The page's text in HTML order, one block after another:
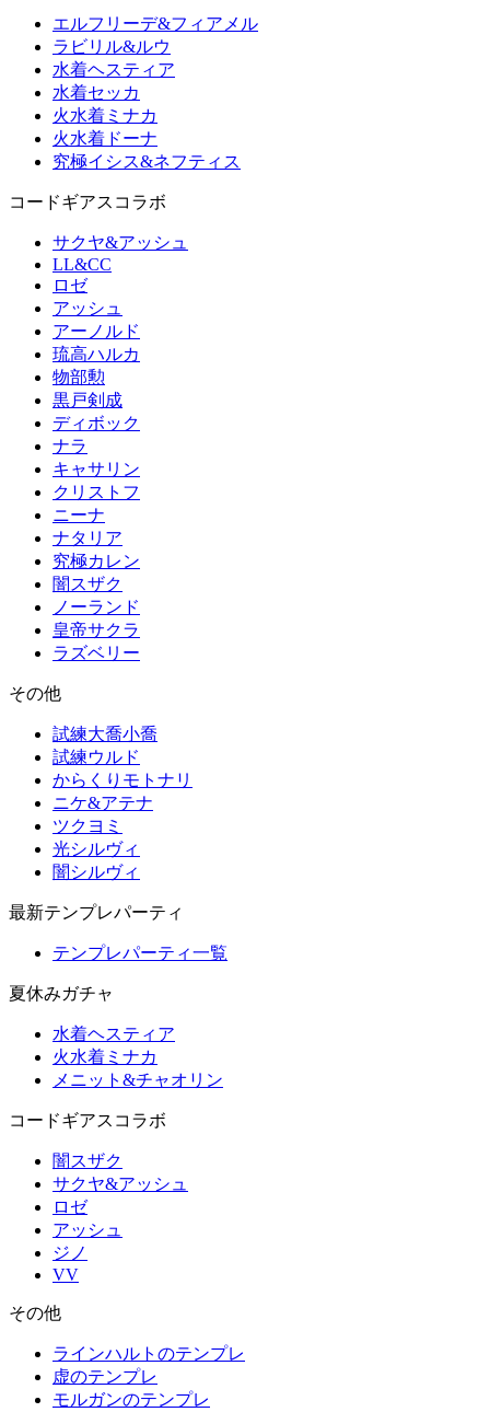
エルフリーデ&フィアメル
ラビリル&ルウ
水着ヘスティア
水着セッカ
火水着ミナカ
火水着ドーナ
究極イシス&ネフティス
コードギアスコラボ
サクヤ&アッシュ
LL&CC
ロゼ
アッシュ
アーノルド
琉高ハルカ
物部勲
黒戸剣成
ディボック
ナラ
キャサリン
クリストフ
ニーナ
ナタリア
究極カレン
闇スザク
ノーランド
皇帝サクラ
ラズベリー
その他
試練大喬小喬
試練ウルド
からくりモトナリ
ニケ&アテナ
ツクヨミ
光シルヴィ
闇シルヴィ
最新テンプレパーティ
テンプレパーティ一覧
夏休みガチャ
水着ヘスティア
火水着ミナカ
メニット&チャオリン
コードギアスコラボ
闇スザク
サクヤ&アッシュ
ロゼ
アッシュ
ジノ
VV
その他
ラインハルトのテンプレ
虚のテンプレ
モルガンのテンプレ